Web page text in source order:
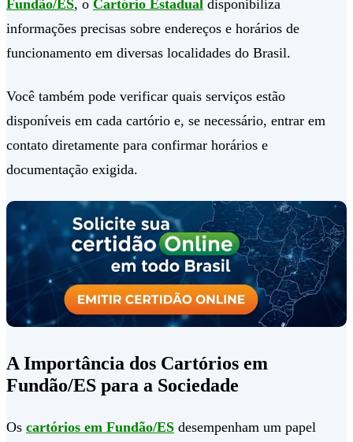
Fundão/ES, o Cartório Estadual disponibiliza
informações precisas sobre endereços e horários de
funcionamento em diversas localidades do Brasil.
Você também pode verificar quais serviços estão
disponíveis em cada cartório e, se necessário, entrar em
contato diretamente para confirmar horários e
documentação exigida.
A Importância dos Cartórios em
Fundão/ES para a Sociedade
Os cartórios em Fundão/ES desempenham um papel